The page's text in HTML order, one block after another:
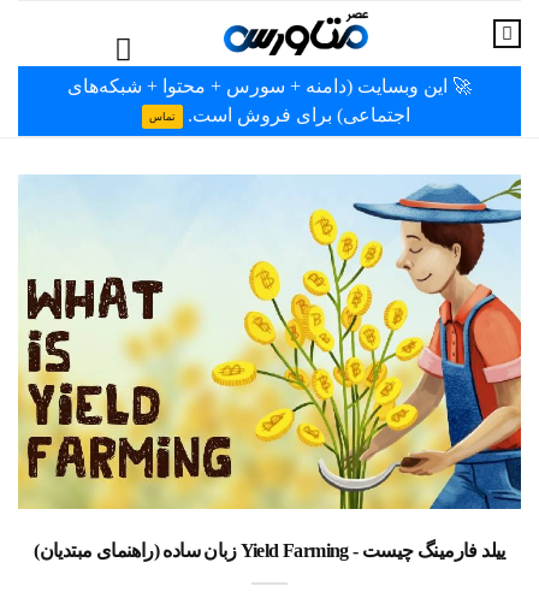
🚀 این وبسایت (دامنه + سورس + محتوا + شبکه‌های
اجتماعی) برای فروش است.
تماس
ییلد فارمینگ چیست - Yield Farming زبان ساده (راهنمای مبتدیان)